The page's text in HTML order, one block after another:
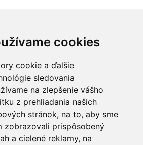
cookies
cookie a ďalšie
sledovania
na zlepšenie vášho
z prehliadania našich
stránok, na to, aby sme
zobrazovali prispôsobený
a cielené reklamy, na
40×40 150mm eloxovaný
1,90€ s DPH